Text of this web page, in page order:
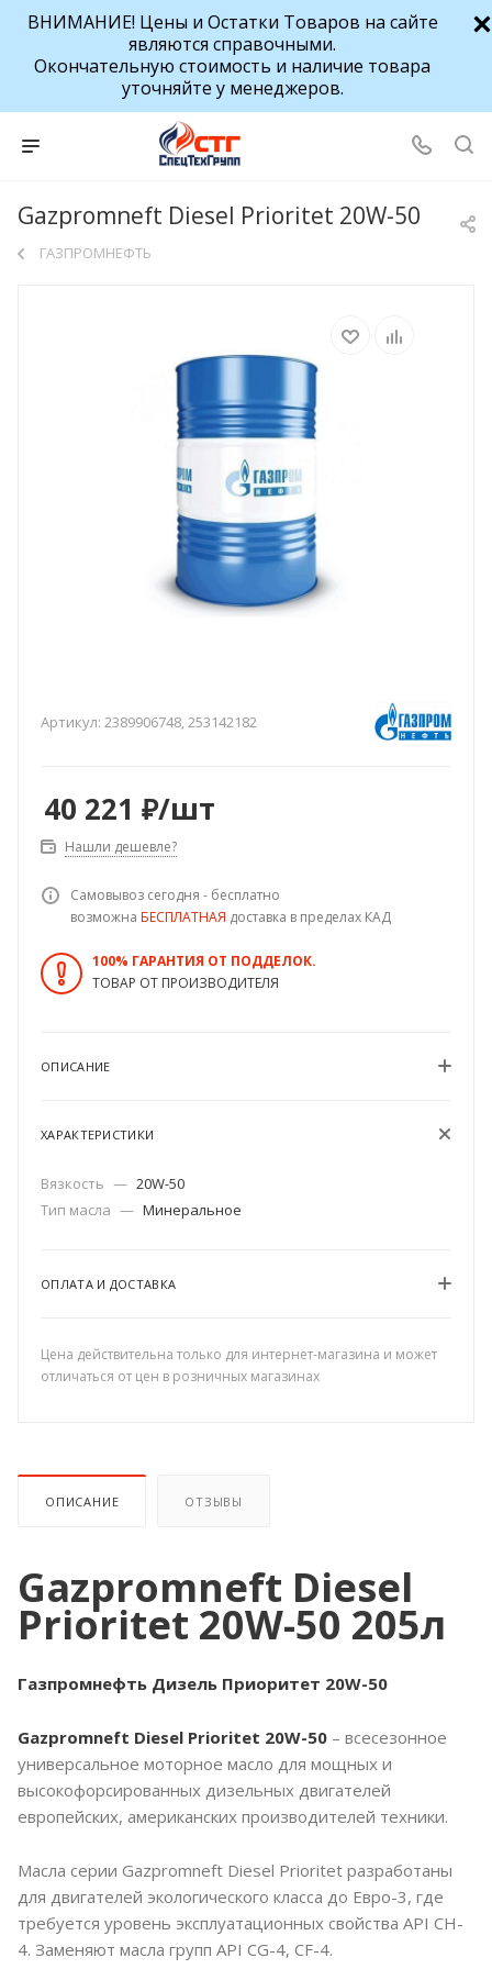
ВНИМАНИЕ! Цены и Остатки Товаров на сайте
являются справочными.
Окончательную стоимость и наличие товара
уточняйте у менеджеров.
Gazpromneft Diesel Prioritet 20W-50
ГАЗПРОМНЕФТЬ
Артикул: 2389906748, 253142182
40 221 ₽/шт
Нашли дешевле?
Самовывоз сегодня - бесплатно
возможна БЕСПЛАТНАЯ доставка в пределах КАД
100% ГАРАНТИЯ ОТ ПОДДЕЛОК.
ТОВАР ОТ ПРОИЗВОДИТЕЛЯ
ОПИСАНИЕ
ХАРАКТЕРИСТИКИ
Вязкость — 20W-50
Тип масла — Минеральное
ОПЛАТА И ДОСТАВКА
Цена действительна только для интернет-магазина и может
отличаться от цен в розничных магазинах
ОПИСАНИЕ ОТЗЫВЫ
Gazpromneft Diesel
Prioritet 20W-50 205л
Газпромнефть Дизель Приоритет 20W-50
Gazpromneft Diesel Prioritet 20W-50 – всесезонное
универсальное моторное масло для мощных и
высокофорсированных дизельных двигателей
европейских, американских производителей техники.
Масла серии Gazpromneft Diesel Prioritet разработаны
для двигателей экологического класса до Евро-3, где
требуется уровень эксплуатационных свойства API CH-
4. Заменяют масла групп API CG-4, CF-4.